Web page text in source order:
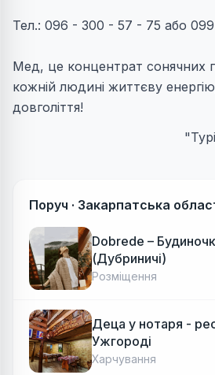
Тел.: 096 - 300 - 57 - 75 або
Мед, це концентрат сонячних
кожній людині життєву
довголіття!
Поруч · Закарпатська
Dobrede –
(Дубриничі)
Розміщення
Деца у нотаря -
Ужгороді
Харчування